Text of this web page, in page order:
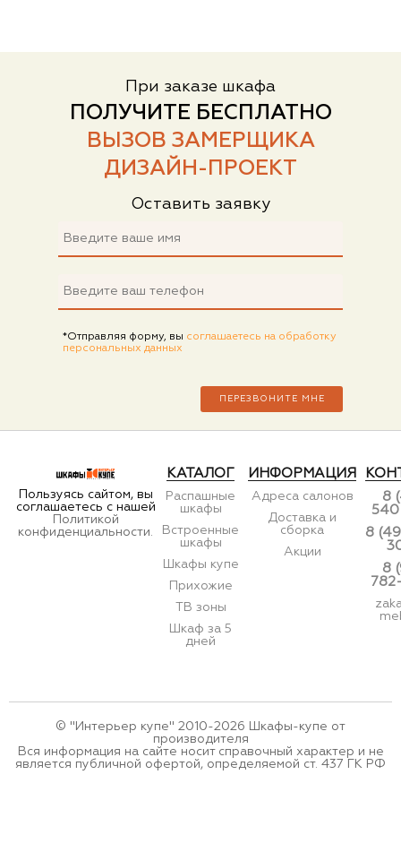
При заказе шкафа
ПОЛУЧИТЕ БЕСПЛАТНО
ВЫЗОВ ЗАМЕРЩИКА
ДИЗАЙН-ПРОЕКТ
Оставить заявку
*Отправляя форму, вы соглашаетесь на обработку
персональных данных
Пользуясь сайтом, вы
соглашаетесь с нашей
Политикой
конфиденциальности.
КАТАЛОГ
Распашные
шкафы
Встроенные
шкафы
Шкафы купе
Прихожие
ТВ зоны
Шкаф за 5
дней
ИНФОРМАЦИЯ
Адреса салонов
Доставка и
сборка
Акции
8
8
8
© "Интерьер купе" 2010-2026 Шкафы-купе от
производителя
Вся информация на сайте носит справочный характер и не
является публичной офертой, определяемой ст. 437 ГК РФ